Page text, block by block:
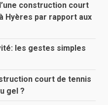
construction court
Hyères par rapport aux
les gestes simples
court de tennis
gel ?